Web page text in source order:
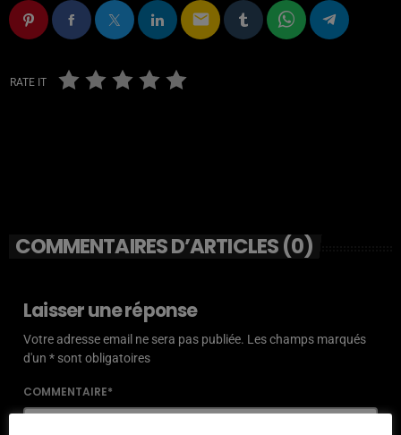
email
RATE IT
COMMENTAIRES D’ARTICLES (0)
Laisser une réponse
Votre adresse email ne sera pas publiée. Les champs marqués
d'un * sont obligatoires
COMMENTAIRE*